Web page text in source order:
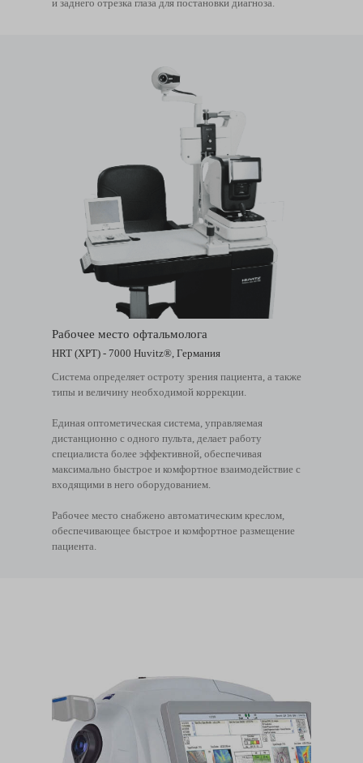
и заднего отрезка глаза для постановки диагноза.
Рабочее место офтальмолога
HRT (ХРТ) - 7000 Huvitz®, Германия
Система определяет остроту зрения пациента, а также
типы и величину необходимой коррекции.
Единая оптометическая система, управляемая
дистанционно с одного пульта, делает работу
специалиста более эффективной, обеспечивая
максимально быстрое и комфортное взаимодействие с
входящими в него оборудованием.
Рабочее место снабжено автоматическим креслом,
обеспечивающее быстрое и комфортное размещение
пациента.